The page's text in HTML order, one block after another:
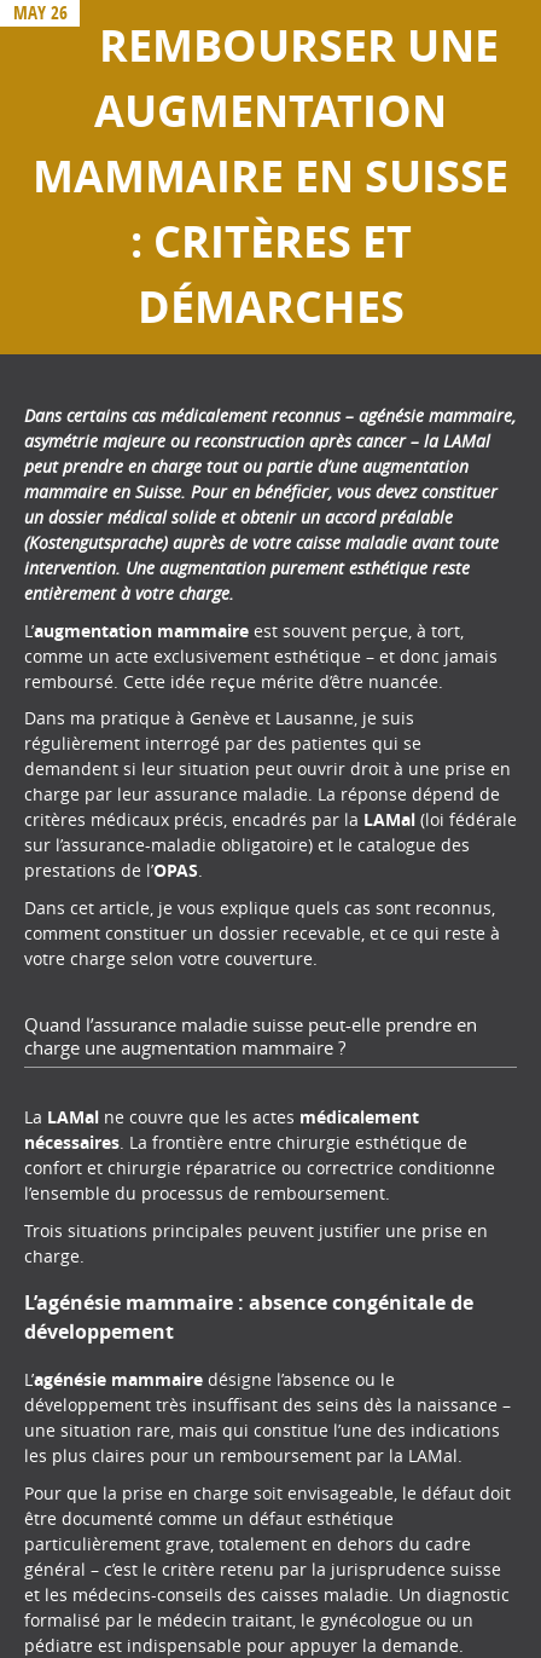
MAY 26
REMBOURSER UNE
AUGMENTATION
MAMMAIRE EN SUISSE
: CRITÈRES ET
DÉMARCHES
Dans certains cas médicalement reconnus – agénésie mammaire,
asymétrie majeure ou reconstruction après cancer – la LAMal
peut prendre en charge tout ou partie d’une augmentation
mammaire en Suisse. Pour en bénéficier, vous devez constituer
un dossier médical solide et obtenir un accord préalable
(Kostengutsprache) auprès de votre caisse maladie avant toute
intervention. Une augmentation purement esthétique reste
entièrement à votre charge.
L’augmentation mammaire est souvent perçue, à tort,
comme un acte exclusivement esthétique – et donc jamais
remboursé. Cette idée reçue mérite d’être nuancée.
Dans ma pratique à Genève et Lausanne, je suis
régulièrement interrogé par des patientes qui se
demandent si leur situation peut ouvrir droit à une prise en
charge par leur assurance maladie. La réponse dépend de
critères médicaux précis, encadrés par la LAMal (loi fédérale
sur l’assurance-maladie obligatoire) et le catalogue des
prestations de l’OPAS.
Dans cet article, je vous explique quels cas sont reconnus,
comment constituer un dossier recevable, et ce qui reste à
votre charge selon votre couverture.
Quand l’assurance maladie suisse peut-elle prendre en
charge une augmentation mammaire ?
La LAMal ne couvre que les actes médicalement
nécessaires. La frontière entre chirurgie esthétique de
confort et chirurgie réparatrice ou correctrice conditionne
l’ensemble du processus de remboursement.
Trois situations principales peuvent justifier une prise en
charge.
L’agénésie mammaire : absence congénitale de
développement
L’agénésie mammaire désigne l’absence ou le
développement très insuffisant des seins dès la naissance –
une situation rare, mais qui constitue l’une des indications
les plus claires pour un remboursement par la LAMal.
Pour que la prise en charge soit envisageable, le défaut doit
être documenté comme un défaut esthétique
particulièrement grave, totalement en dehors du cadre
général – c’est le critère retenu par la jurisprudence suisse
et les médecins-conseils des caisses maladie. Un diagnostic
formalisé par le médecin traitant, le gynécologue ou un
pédiatre est indispensable pour appuyer la demande.